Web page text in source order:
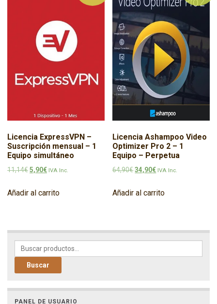
Licencia ExpressVPN –
Suscripción mensual – 1
Equipo simultáneo
11,14€El precio original era: 11,14€.
5,90€El precio actual es: 5,90€.
IVA Inc.
Añadir al carrito
Licencia Ashampoo Video
Optimizer Pro 2 – 1
Equipo – Perpetua
64,90€El precio original era:
34,90€El precio actual es:
IVA Inc.
Añadir al carrito
Buscar por:
Buscar
PANEL DE USUARIO